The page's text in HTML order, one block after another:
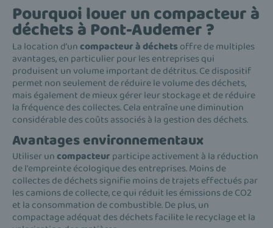
Pourquoi louer un compacteur à
déchets à Pont-Audemer ?
La location d’uncompacteur à déchets offre de multiples
avantages, en particulier pour les entreprises qui
produisent un volume important de détritus. Ce dispositif
permet non seulement de réduire le volume des déchets,
mais également de mieux gérer leur stockage et de réduire
la fréquence des collectes. Cela entraîne une diminution
considérable des coûts associés à la gestion des déchets.
Avantages environnementaux
Utiliser uncompacteur participe activement à la réduction
de l'empreinte écologique des entreprises. Moins de
collectes de déchets signifie moins de trajets effectués par
les camions de collecte, ce qui réduit les émissions de CO2
et la consommation de combustible. De plus, un
compactage adéquat des déchets facilite le recyclage et la